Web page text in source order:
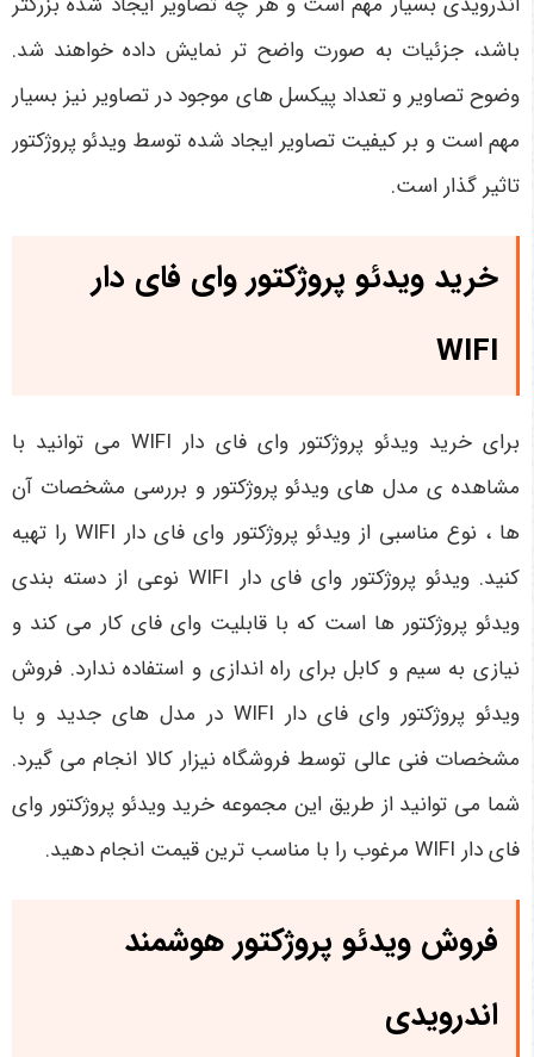
باشد، جزئیات به صورت واضح تر نمایش داده خواهند شد.
وضوح تصاویر و تعداد پیکسل های موجود در تصاویر نیز بسیار
مهم است و بر کیفیت تصاویر ایجاد شده توسط ویدئو پروژکتور
تاثیر گذار است.
خرید ویدئو پروژکتور وای فای دار
WIFI
برای خرید ویدئو پروژکتور وای فای دار WIFI می توانید با
مشاهده ی مدل های ویدئو پروژکتور و بررسی مشخصات آن
ها ، نوع مناسبی از ویدئو پروژکتور وای فای دار WIFI را تهیه
کنید. ویدئو پروژکتور وای فای دار WIFI نوعی از دسته بندی
ویدئو پروژکتور ها است که با قابلیت وای فای کار می کند و
نیازی به سیم و کابل برای راه اندازی و استفاده ندارد. فروش
ویدئو پروژکتور وای فای دار WIFI در مدل های جدید و با
مشخصات فنی عالی توسط فروشگاه نیزار کالا انجام می گیرد.
شما می توانید از طریق این مجموعه خرید ویدئو پروژکتور وای
فای دار WIFI
مرغوب را با مناسب ترین قیمت انجام دهید.
فروش ویدئو پروژکتور هوشمند
اندرویدی